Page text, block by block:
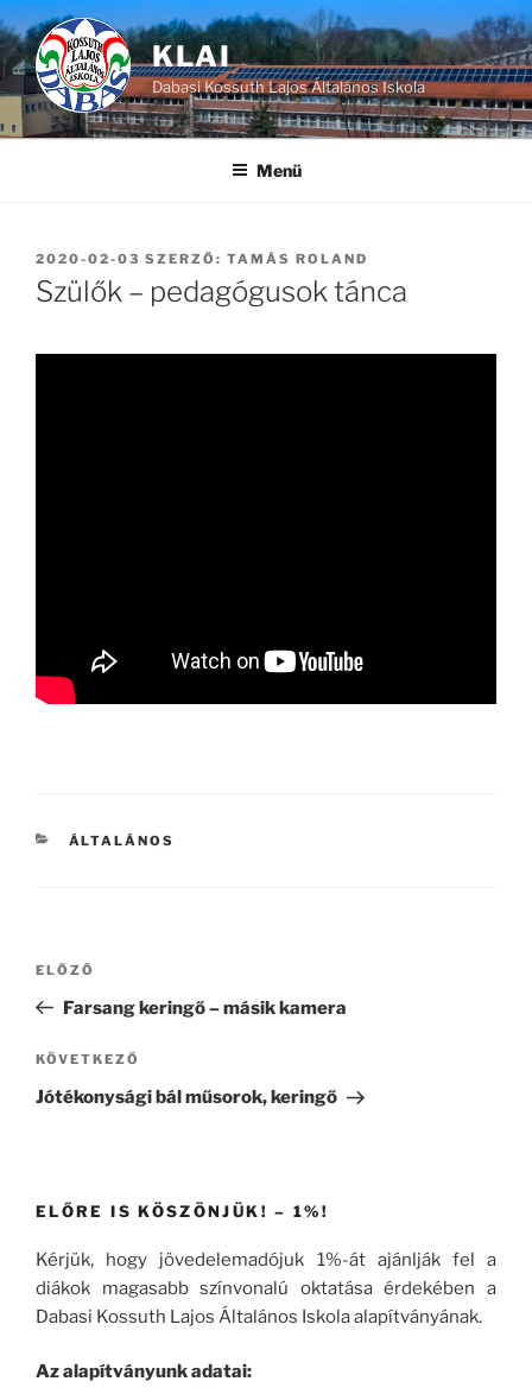
Tartalomhoz
KLAI
Dabasi Kossuth Lajos Általános Iskola
Menü
BEKÜLDVE:
2020-02-03 SZERZŐ: TAMÁS ROLAND
Szülők – pedagógusok tánca
KATEGÓRIÁK
ÁLTALÁNOS
Bejegyzés
Korábbi
bejegyzés
ELŐZŐ
Farsang keringő – másik kamera
Következő
bejegyzés
KÖVETKEZŐ
Jótékonysági bál műsorok, keringő
ELŐRE IS KÖSZÖNJÜK! – 1%!
Kérjük, hogy jövedelemadójuk 1%-át ajánlják fel a
diákok magasabb színvonalú oktatása érdekében a
Dabasi Kossuth Lajos Általános Iskola alapítványának.
Az alapítványunk adatai: